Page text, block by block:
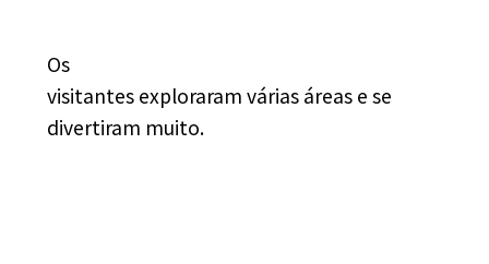
Os
visitantes exploraram várias áreas e se
divertiram muito.